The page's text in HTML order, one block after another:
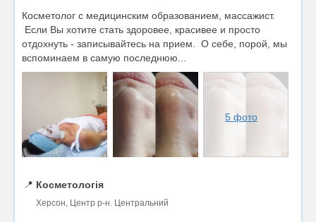
Косметолог с медицинским образованием, массажист.
Если Вы хотите стать здоровее, красивее и просто
отдохнуть - записывайтесь на прием. О себе, порой, мы
вспоминаем в самую последнюю...
5 фото
📍 Косметологія
Херсон, Центр р-н. Центральний